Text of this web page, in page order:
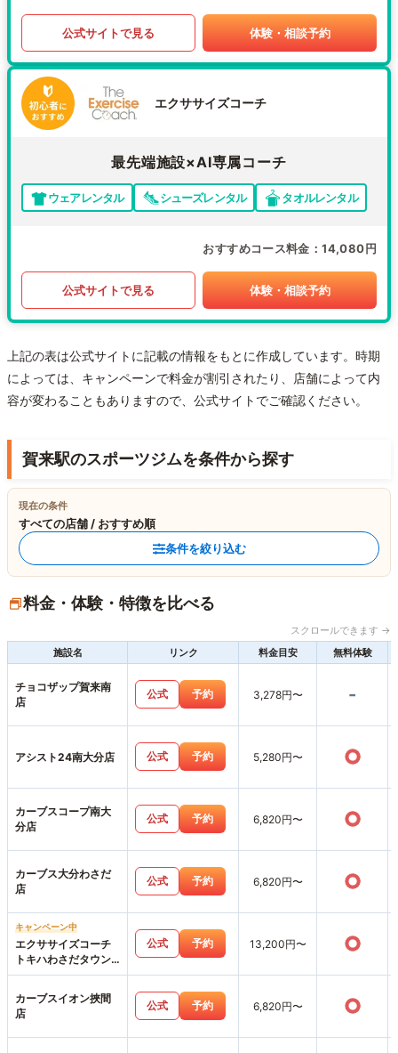
公式サイトで見る 体験・相談予約
エクササイズコーチ
最先端施設×AI専属コーチ
ウェアレンタル シューズレンタル タオルレンタル
おすすめコース料金 14,080円
公式サイトで見る 体験・相談予約
上記の表は公式サイトに記載の情報をもとに作成しています。時期
によっては、キャンペーンで料金が割引されたり、店舗によって内
容が変わることもありますので、公式サイトでご確認ください。
賀来駅のスポーツジムを条件から探す
現在の条件
すべての店舗 / おすすめ順
条件を絞り込む
料金・体験・特徴を比べる
スクロールできます →
施設名
リンク 料金目安 無料体験
チョコザップ賀来南
店
公式 予約 3,278円〜 -
アシスト24南大分店 公式 予約 5,280円〜 ○
カーブスコープ南大
分店
公式 予約 6,820円〜 ○
カーブス大分わさだ
店
公式 予約 6,820円〜 ○
キャンペーン中
エクササイズコーチ
トキハわさだタウン
店
公式 予約 13,200円〜 ○
カーブスイオン挾間
店
公式 予約 6,820円〜 ○